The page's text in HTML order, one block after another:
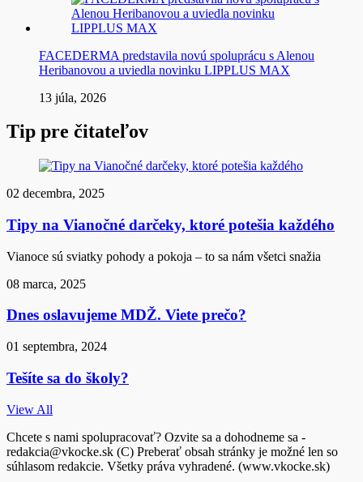
FACEDERMA predstavila novú spoluprácu s Alenou
Heribanovou a uviedla novinku LIPPLUS MAX
13 júla, 2026
Tip pre čitateľov
02 decembra, 2025
Tipy na Vianočné darčeky, ktoré potešia každého
Vianoce sú sviatky pohody a pokoja – to sa nám všetci snažia
08 marca, 2025
Dnes oslavujeme MDŽ. Viete prečo?
01 septembra, 2024
Tešíte sa do školy?
View All
Chcete s nami spolupracovať? Ozvite sa a dohodneme sa -
redakcia@vkocke.sk (C) Preberať obsah stránky je možné len so
súhlasom redakcie. Všetky práva vyhradené. (www.vkocke.sk)